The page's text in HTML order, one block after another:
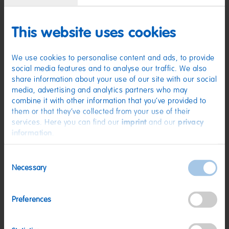
This website uses cookies
We use cookies to personalise content and ads, to provide
social media features and to analyse our traffic. We also
share information about your use of our site with our social
media, advertising and analytics partners who may
combine it with other information that you’ve provided to
them or that they’ve collected from your use of their
services. Here you can find our imprintand our privacy
information
Selection
Necessary
Preferences
Pico-Balla 160g
1,19 € (7,44 € / kg)
Pasta Flagga Sauer 160g
Reduzierter Preis von
0,95 € (5,94 € / kg)